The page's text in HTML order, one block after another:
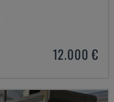
12.000 €